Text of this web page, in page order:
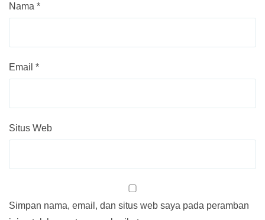
Nama *
Email *
Situs Web
Simpan nama, email, dan situs web saya pada peramban